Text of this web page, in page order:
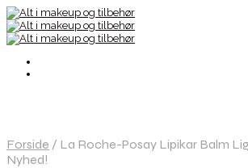
Forside / La Roche-Posay Lipikar Balm
Nyhed!